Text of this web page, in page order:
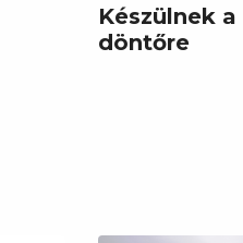
Készülnek a
döntőre